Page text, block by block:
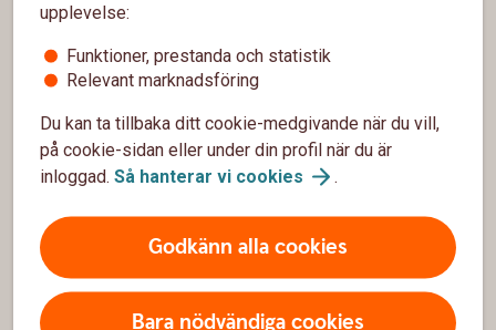
upplevelse:
Funktioner, prestanda och statistik
Relevant marknadsföring
Du kan ta tillbaka ditt cookie-medgivande när du vill,
på cookie-sidan eller under din profil när du är
inloggad. Så hanterar vi cookies .
Godkänn alla cookies
Bara nödvändiga cookies
Sidfot
Hitta snabbt
Kundservice
Spärrhjälp
Hitta bankkontor
Priser, räntor och kurser